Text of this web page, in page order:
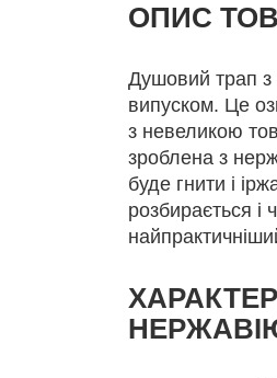
ОПИС
Душовий трап з
випуском. Це
з невеликою
зроблена з
буде гнити і
розбирається і